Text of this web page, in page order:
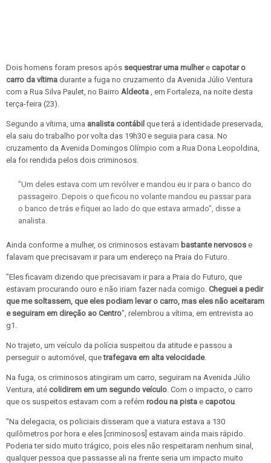
Dois homens foram presos após sequestrar uma mulhere capotar o
carro da vítima durante a fuga no cruzamento da Avenida Júlio Ventura
com a Rua Silva Paulet, no Bairro Aldeota , em Fortaleza, na noite desta
terça-feira (23).
Segundo a vítima, uma analista contábil que terá a identidade preservada,
ela saiu do trabalho por volta das 19h30 e seguia para casa. No
cruzamento da Avenida Domingos Olímpio com a Rua Dona Leopoldina,
ela foi rendida pelos dois criminosos.
"Um deles estava com um revólver e mandou eu ir para o banco do
passageiro. Depois o que ficou no volante mandou eu passar para
o banco de trás e fiquei ao lado do que estava armado", disse a
analista.
Ainda conforme a mulher, os criminosos estavam bastante nervosos e
falavam que precisavam ir para um endereço na Praia do Futuro.
"Eles ficavam dizendo que precisavam ir para a Praia do Futuro, que
estavam procurando ouro e não iriam fazer nada comigo. Cheguei a pedir
que me soltassem, que eles podiam levar o carro, mas eles não aceitaram
e seguiram em direção ao Centro", relembrou a vítima, em entrevista ao
g1.
No trajeto, um veículo da polícia suspeitou da atitude e passou a
perseguir o automóvel, quetrafegava em alta velocidade.
Na fuga, os criminosos atingiram um carro, seguiram na Avenida Júlio
Ventura, até colidirem em um segundo veículo . Com o impacto, o carro
que os suspeitos estavam com a refém rodou na pista e capotou
"Na delegacia, os policiais disseram que a viatura estava a 130
quilômetros por hora e eles [criminosos] estavam ainda mais rápido.
Poderia ter sido muito trágico, pois eles não respeitaram nenhum sinal,
qualquer pessoa que passasse ali na frente seria um impacto muito